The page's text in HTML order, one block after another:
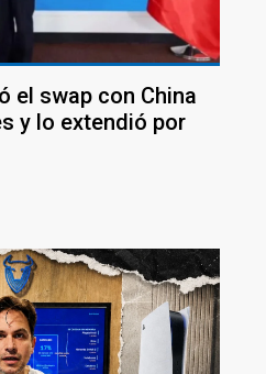
el swap con China
y lo extendió por